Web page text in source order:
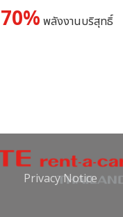
70% พลังงานบริสุทธิ์
Privacy Notice